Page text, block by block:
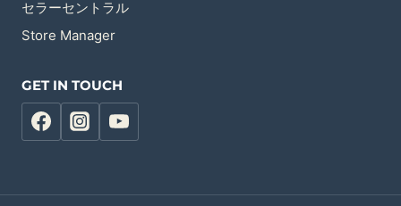
セラーセントラル
Store Manager
GET IN TOUCH